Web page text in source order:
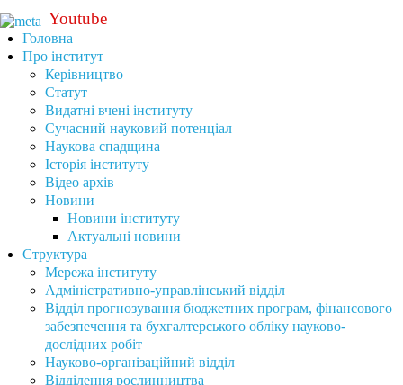
Youtube
Головна
Про інститут
Керівництво
Статут
Видатні вчені інституту
Сучасний науковий потенціал
Наукова спадщина
Історія інституту
Відео архів
Новини
Новини інституту
Актуальні новини
Структура
Мережа інституту
Адміністративно-управлінський відділ
Відділ прогнозування бюджетних програм, фінансового
забезпечення та бухгалтерського обліку науково-
дослідних робіт
Науково-організаційний відділ
Відділення рослинництва